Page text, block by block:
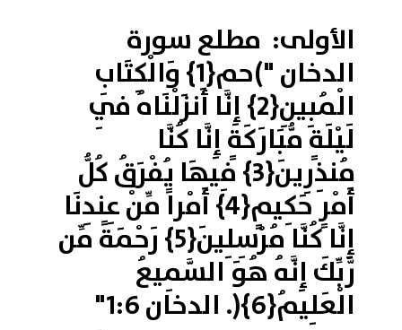
الأولى: مطلع سورة
الدخان ")حم{1} وَالْكِتَابِ
الْمُبِينِ{2} إِنَّا أَنزَلْنَاهُ فِي
لَيْلَةٍ مُّبَارَكَةٍ إِنَّا كُنَّا
مُنذِرِينَ{3} فِيهَا يُفْرَقُ كُلُّ
أَمْرٍ حَكِيمٍ{4} أَمْراً مِّنْ عِندِنَا
إِنَّا كُنَّا مُرْسِلِينَ{5} رَحْمَةً مِّن
رَّبِّكَ إِنَّهُ هُوَ السَّمِيعُ
الْعَلِيمُ{6}(. الدخان 1:6"